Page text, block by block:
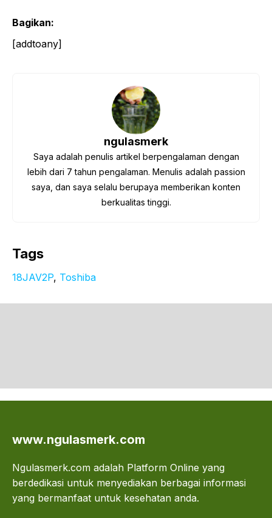
Bagikan:
[addtoany]
ngulasmerk
Saya adalah penulis artikel berpengalaman dengan
lebih dari 7 tahun pengalaman. Menulis adalah passion
saya, dan saya selalu berupaya memberikan konten
berkualitas tinggi.
Tags
18JAV2P, Toshiba
www.ngulasmerk.com
Ngulasmerk.com adalah Platform Online yang
berdedikasi untuk menyediakan berbagai informasi
yang bermanfaat untuk kesehatan anda.